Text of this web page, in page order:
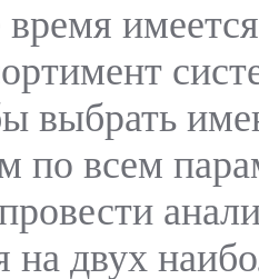
выбрать
по всем
на двух